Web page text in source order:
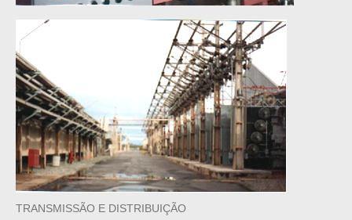
TRANSMISSÃO E DISTRIBUIÇÃO